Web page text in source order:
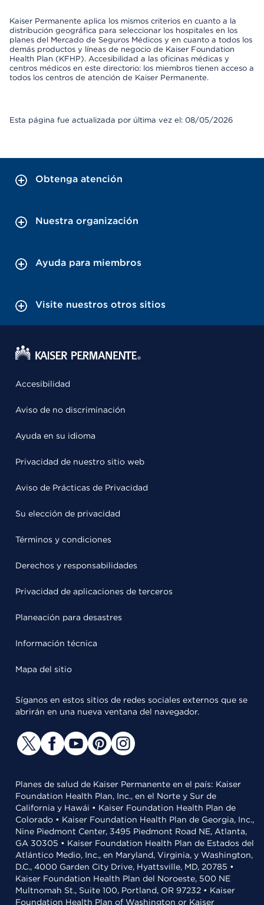
Kaiser Permanente aplica los mismos criterios en cuanto a la
distribución geográfica para seleccionar los hospitales en los
planes del Mercado de Seguros Médicos y en cuanto a todos los
demás productos y líneas de negocio de Kaiser Foundation
Health Plan (KFHP). Accesibilidad a las oficinas médicas y
centros médicos en este directorio: los miembros tienen acceso a
todos los centros de atención de Kaiser Permanente.
Esta página fue actualizada por última vez el: 08/05/2026
Obtenga atención
Nuestra organización
Ayuda para miembros
Visite nuestros otros sitios
Accesibilidad
Aviso de no discriminación
Ayuda en su idioma
Privacidad de nuestro sitio web
Aviso de Prácticas de Privacidad
Su elección de privacidad
Términos y condiciones
Derechos y responsabilidades
Privacidad de aplicaciones de terceros
Planeación para desastres
Información técnica
Mapa del sitio
Síganos en estos sitios de redes sociales externos que se
abrirán en una nueva ventana del navegador.
Planes de salud de Kaiser Permanente en el país: Kaiser
Foundation Health Plan, Inc., en el Norte y Sur de
California y Hawái • Kaiser Foundation Health Plan de
Colorado • Kaiser Foundation Health Plan de Georgia, Inc.,
Nine Piedmont Center, 3495 Piedmont Road NE, Atlanta,
GA 30305 • Kaiser Foundation Health Plan de Estados del
Atlántico Medio, Inc., en Maryland, Virginia, y Washington,
D.C., 4000 Garden City Drive, Hyattsville, MD, 20785 •
Kaiser Foundation Health Plan del Noroeste, 500 NE
Multnomah St., Suite 100, Portland, OR 97232 • Kaiser
Foundation Health Plan of Washington or Kaiser